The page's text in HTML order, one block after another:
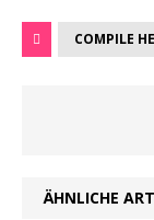
COMPILE
ÄHNLICHE